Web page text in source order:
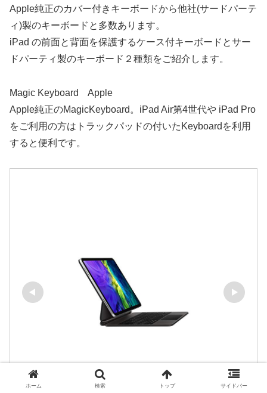
Apple純正のカバー付きキーボードから他社(サードパーテ
ィ)製のキーボードと多数あります。
iPad の前面と背面を保護するケース付キーボードとサー
ドパーティ製のキーボード２種類をご紹介します。
Magic Keyboard Apple
Apple純正のMagicKeyboard。iPad Air第4世代や iPad Pro
をご利用の方はトラックパッドの付いたKeyboardを利用
すると便利です。
ホーム 検索 トップ サイドバー